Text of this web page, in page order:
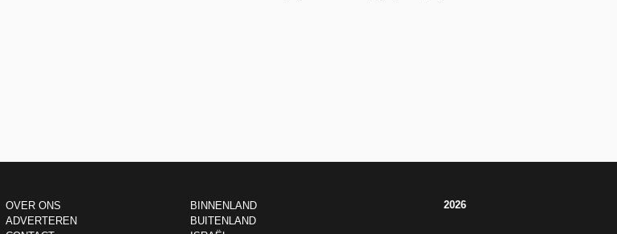
OVER ONS
ADVERTEREN
BINNENLAND
BUITENLAND
2026